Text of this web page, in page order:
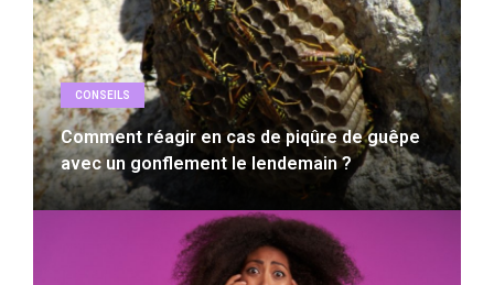
CONSEILS
Comment réagir en cas de piqûre de guêpe
avec un gonflement le lendemain ?